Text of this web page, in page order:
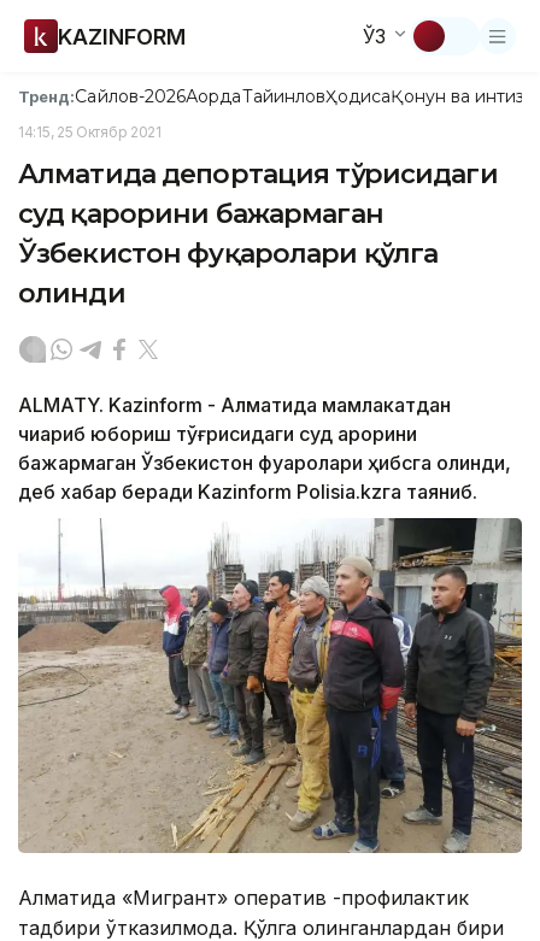
KAZINFORM ЎЗ
Тренд:Сайлов-2026АқордаТайинловҲодисаҚонун ва
14:15, 25 Октябр 2021
Алматида депортация тўғрисидаги
суд қарорини бажармаган
Ўзбекистон фуқаролари қўлга
олинди
ALMATY. Kazinform - Алматида мамлакатдан
чиқариб юбориш тўғрисидаги суд қарорини
бажармаган Ўзбекистон фуқаролари ҳибсга олинди,
деб хабар беради Kazinform Polisia.kzга таяниб.
Алматида «Мигрант» оператив -профилактик
тадбири ўтказилмоқда. Қўлга олинганлардан бири